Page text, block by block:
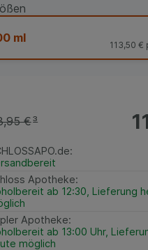
ml
113,50 €
€³
:
Apotheke:
ab 12:30, Lieferung
Apotheke:
ab 13:00 Uhr,
möglich